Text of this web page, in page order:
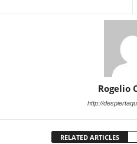
Rogelio
http://
RELATED ARTICLES